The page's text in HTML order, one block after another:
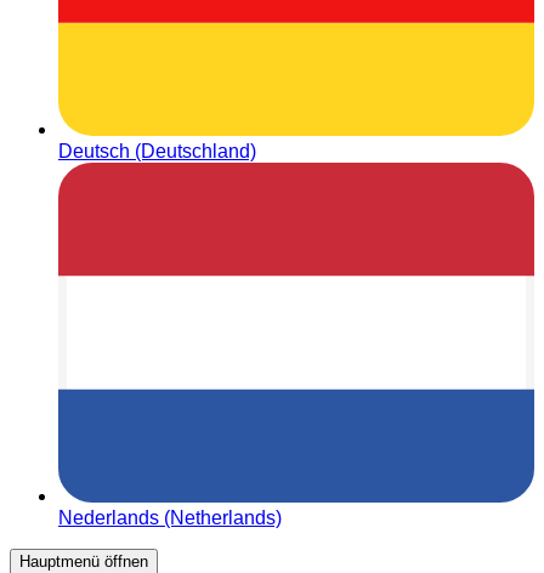
Deutsch (Deutschland)
Nederlands (Netherlands)
Hauptmenü öffnen